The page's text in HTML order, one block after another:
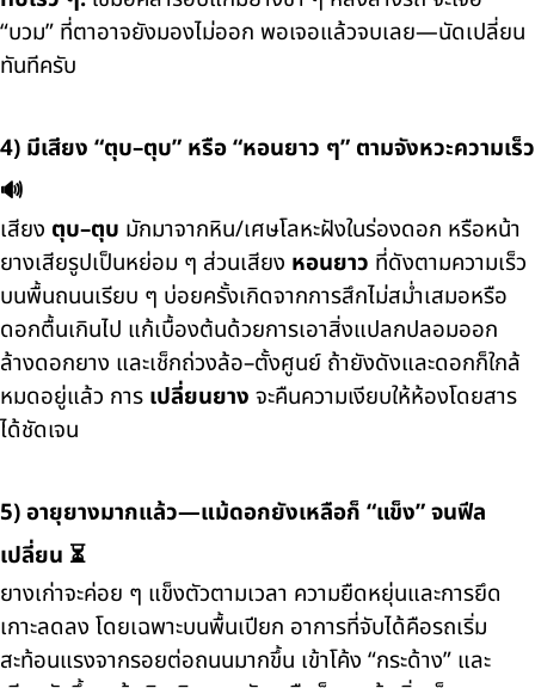
“บวม” ที่ตาอาจยังมองไม่ออก พอเจอแล้วจบเลย—นัดเปลี่ยน
ทันทีครับ
4) มีเสียง “ตุบ–ตุบ” หรือ “หอนยาว ๆ” ตามจังหวะความเร็ว
🔊
เสียง ตุบ–ตุบ มักมาจากหิน/เศษโลหะฝังในร่องดอก หรือหน้า
ยางเสียรูปเป็นหย่อม ๆ ส่วนเสียง หอนยาว ที่ดังตามความเร็ว
บนพื้นถนนเรียบ ๆ บ่อยครั้งเกิดจากการสึกไม่สม่ำเสมอหรือ
ดอกตื้นเกินไป แก้เบื้องต้นด้วยการเอาสิ่งแปลกปลอมออก
ล้างดอกยาง และเช็กถ่วงล้อ–ตั้งศูนย์ ถ้ายังดังและดอกก็ใกล้
หมดอยู่แล้ว การ เปลี่ยนยาง จะคืนความเงียบให้ห้องโดยสาร
ได้ชัดเจน
5) อายุยางมากแล้ว—แม้ดอกยังเหลือก็ “แข็ง” จนฟีล
เปลี่ยน ⏳
ยางเก่าจะค่อย ๆ แข็งตัวตามเวลา ความยืดหยุ่นและการยึด
เกาะลดลง โดยเฉพาะบนพื้นเปียก อาการที่จับได้คือรถเริ่ม
สะท้อนแรงจากรอยต่อถนนมากขึ้น เข้าโค้ง “กระด้าง” และ